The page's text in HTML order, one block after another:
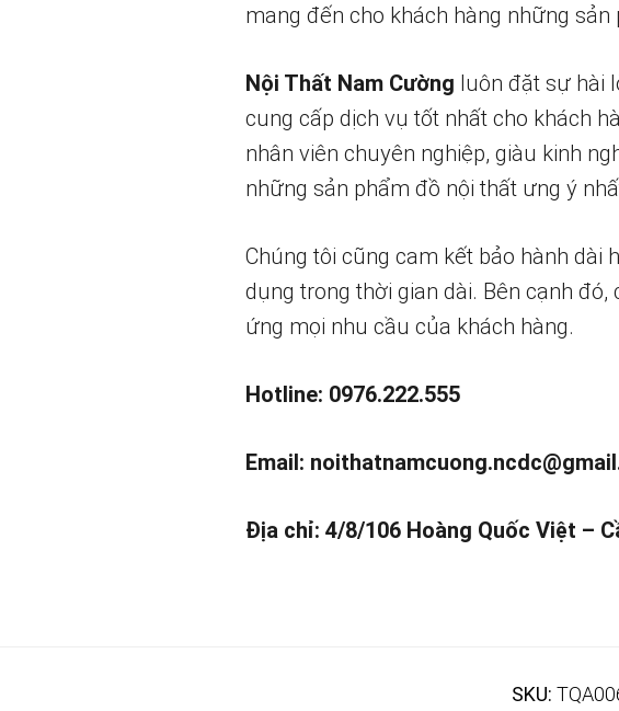
mang đến cho khách hàng những
Nội Thất Nam Cường luôn đặt sự hài
cung cấp dịch vụ tốt nhất cho khách
nhân viên chuyên nghiệp, giàu kinh
những sản phẩm đồ nội thất ưng ý
Chúng tôi cũng cam kết bảo hành dài
dụng trong thời gian dài. Bên cạnh
ứng mọi nhu cầu của khách hàng.
Hotline: 0976.222.555
Email:
Địa chỉ: 4/8/106 Hoàng Quốc Việt –
SKU: